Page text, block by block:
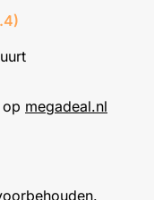
megadeal.nl